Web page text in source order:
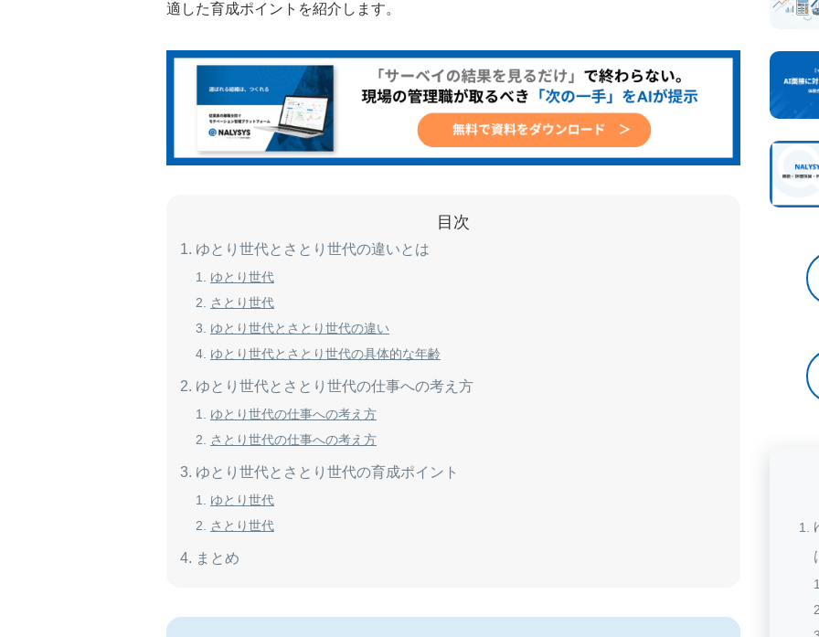
適した育成ポイントを紹介します。
目次
ゆとり世代とさとり世代の違いとは
ゆとり世代
さとり世代
ゆとり世代とさとり世代の違い
ゆとり世代とさとり世代の具体的な年齢
ゆとり世代とさとり世代の仕事への考え方
ゆとり世代の仕事への考え方
さとり世代の仕事への考え方
ゆとり世代とさとり世代の育成ポイント
ゆとり世代
さとり世代
まとめ